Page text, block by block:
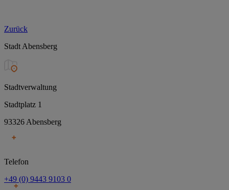
Zurück
Stadt Abensberg
Stadtverwaltung
Stadtplatz 1
93326 Abensberg
Telefon
+49 (0) 9443 9103 0